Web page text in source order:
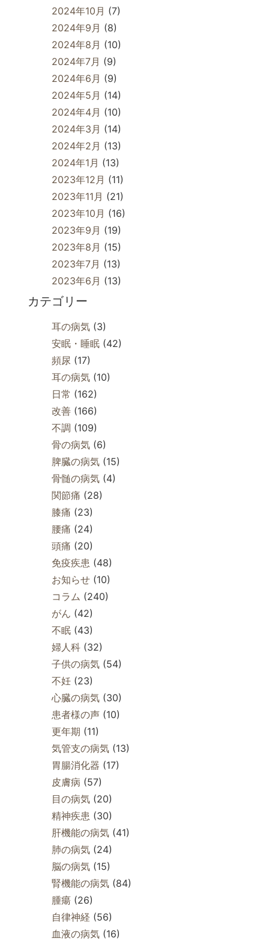
2024年10月 (7)
2024年9月 (8)
2024年8月 (10)
2024年7月 (9)
2024年6月 (9)
2024年5月 (14)
2024年4月 (10)
2024年3月 (14)
2024年2月 (13)
2024年1月 (13)
2023年12月 (11)
2023年11月 (21)
2023年10月 (16)
2023年9月 (19)
2023年8月 (15)
2023年7月 (13)
2023年6月 (13)
カテゴリー
耳の病気 (3)
安眠・睡眠 (42)
頻尿 (17)
耳の病気 (10)
日常 (162)
改善 (166)
不調 (109)
骨の病気 (6)
脾臓の病気 (15)
骨髄の病気 (4)
関節痛 (28)
膝痛 (23)
腰痛 (24)
頭痛 (20)
免疫疾患 (48)
お知らせ (10)
コラム (240)
がん (42)
不眠 (43)
婦人科 (32)
子供の病気 (54)
不妊 (23)
心臓の病気 (30)
患者様の声 (10)
更年期 (11)
気管支の病気 (13)
胃腸消化器 (17)
皮膚病 (57)
目の病気 (20)
精神疾患 (30)
肝機能の病気 (41)
肺の病気 (24)
脳の病気 (15)
腎機能の病気 (84)
腫瘍 (26)
自律神経 (56)
血液の病気 (16)